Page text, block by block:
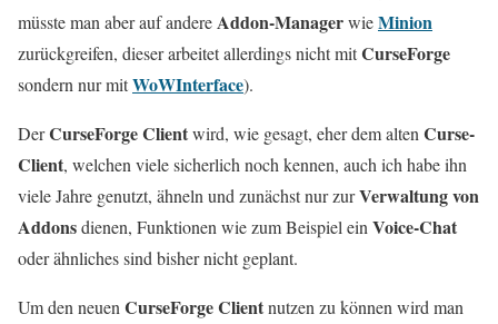
müsste man aber auf andereAddon-ManagerwieMinion
zurückgreifen, dieser arbeitet allerdings nicht mitCurseForge
sondern nur mitWoWInterface).
DerCurseForge Clientwird, wie gesagt, eher dem alten Curse-
Client, welchen viele sicherlich noch kennen, auch ich habe ihn
viele Jahre genutzt, ähneln und zunächst nur zurVerwaltung von
Addonsdienen, Funktionen wie zum Beispiel ein Voice-Chat
oder ähnliches sind bisher nicht geplant.
Um den neuen CurseForge Clientnutzen zu können wird man